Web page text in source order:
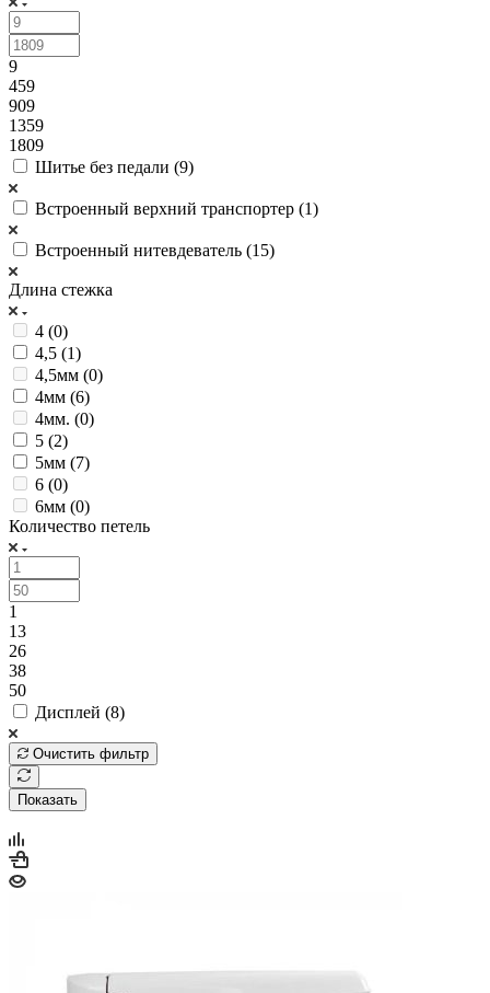
9
459
909
1359
1809
Шитье без педали (9)
Встроенный верхний транспортер (1)
Встроенный нитевдеватель (15)
Длина стежка
4 (0)
4,5 (1)
4,5мм (0)
4мм (6)
4мм. (0)
5 (2)
5мм (7)
6 (0)
6мм (0)
Количество петель
1
13
26
38
50
Дисплей (8)
Очистить фильтр
Показать